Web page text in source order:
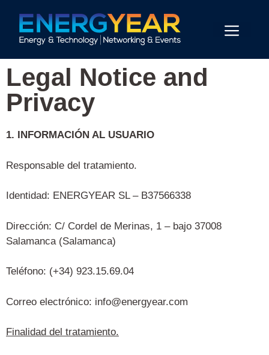
Legal Notice and
Privacy
1. INFORMACIÓN AL USUARIO
Responsable del tratamiento.
Identidad: ENERGYEAR SL – B37566338
Dirección: C/ Cordel de Merinas, 1 – bajo 37008
Salamanca (Salamanca)
Teléfono: (+34) 923.15.69.04
Correo electrónico: info@energyear.com
Finalidad del tratamiento.